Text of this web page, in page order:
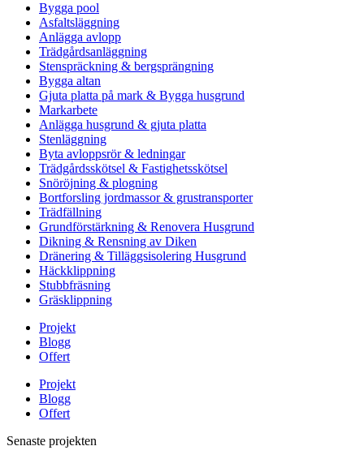
Bygga pool
Asfaltsläggning
Anlägga avlopp
Trädgårdsanläggning
Stenspräckning & bergsprängning
Bygga altan
Gjuta platta på mark & Bygga husgrund
Markarbete
Anlägga husgrund & gjuta platta
Stenläggning
Byta avloppsrör & ledningar
Trädgårdsskötsel & Fastighetsskötsel
Snöröjning & plogning
Bortforsling jordmassor & grustransporter
Trädfällning
Grundförstärkning & Renovera Husgrund
Dikning & Rensning av Diken
Dränering & Tilläggsisolering Husgrund
Häckklippning
Stubbfräsning
Gräsklippning
Projekt
Blogg
Offert
Projekt
Blogg
Offert
Senaste projekten